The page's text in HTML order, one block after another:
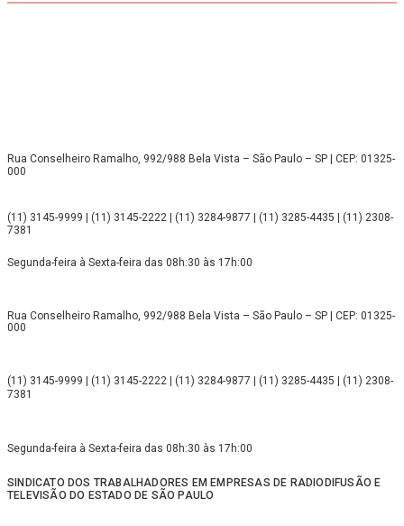
Rua Conselheiro Ramalho, 992/988 Bela Vista – São Paulo – SP | CEP: 01325-
000
(11) 3145-9999 | (11) 3145-2222 | (11) 3284-9877 | (11) 3285-4435 | (11) 2308-
7381
Segunda-feira à Sexta-feira das 08h:30 às 17h:00
Rua Conselheiro Ramalho, 992/988 Bela Vista – São Paulo – SP | CEP: 01325-
000
(11) 3145-9999 | (11) 3145-2222 | (11) 3284-9877 | (11) 3285-4435 | (11) 2308-
7381
Segunda-feira à Sexta-feira das 08h:30 às 17h:00
SINDICATO DOS TRABALHADORES EM EMPRESAS DE RADIODIFUSÃO E
TELEVISÃO DO ESTADO DE SÃO PAULO